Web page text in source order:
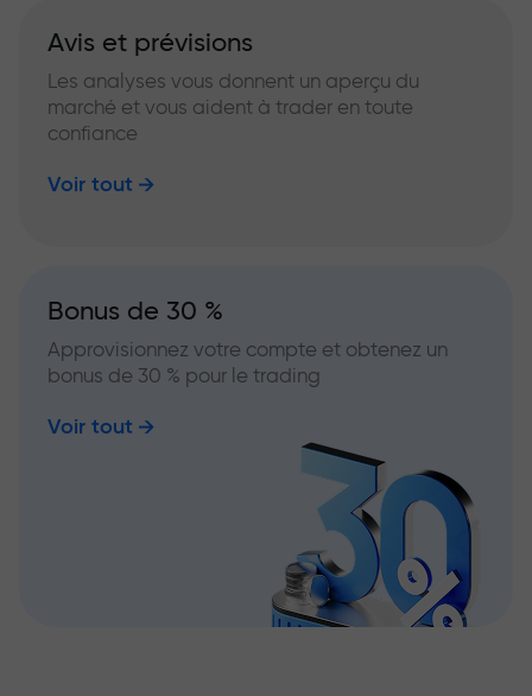
Avis et prévisions
Les analyses vous donnent un aperçu du
marché et vous aident à trader en toute
confiance
Voir tout
Bonus de 30 %
Approvisionnez votre compte et obtenez un
bonus de 30 % pour le trading
Voir tout